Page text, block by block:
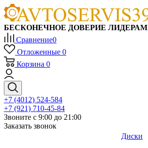
БЕСКОНЕЧНОЕ ДОВЕРИЕ ЛИДЕРАМ
Сравнение0
Отложенные 0
Корзина 0
+7 (4012) 524-584
+7 (921) 710-45-84
Звоните с 9:00 до 21:00
Заказать звонок
Диски